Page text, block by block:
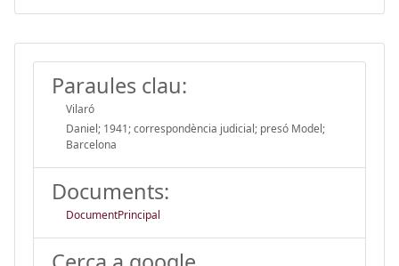
Paraules clau:
Vilaró
Daniel; 1941; correspondència judicial; presó Model;
Barcelona
Documents:
DocumentPrincipal